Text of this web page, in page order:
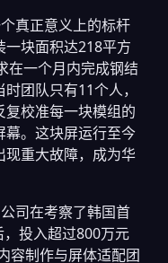
真正意义上的标杆
块面积达218平方
在一个月内完成钢结
团队只有11个人，
校准每一块模组的
幕。这块屏运行至今
现重大故障，成为华
司在考察了韩国首
投入超过800万元
容制作与屏体适配团